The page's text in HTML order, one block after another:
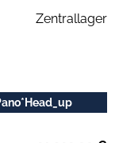
Zentrallager